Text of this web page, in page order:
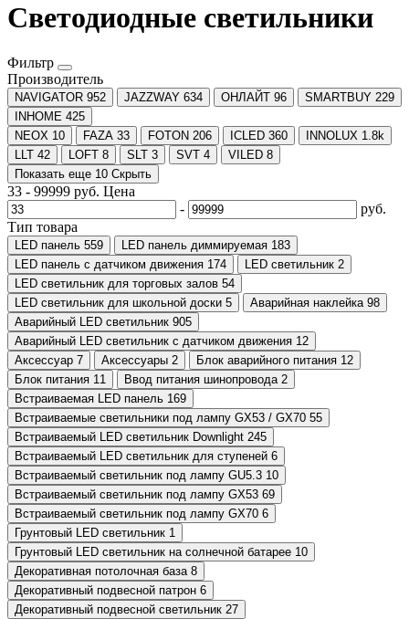
Светодиодные светильники
Фильтр
Производитель
NAVIGATOR 952 JAZZWAY 634 ОНЛАЙТ 96 SMARTBUY 229
INHOME 425
NEOX 10 FAZA 33 FOTON 206 ICLED 360 INNOLUX 1.8k
LLT 42 LOFT 8 SLT 3 SVT 4 VILED 8
Показать еще 10 Скрыть
33 - 99999 руб. Цена
-
руб.
Тип товара
LED панель 559 LED панель диммируемая 183
LED панель с датчиком движения 174 LED светильник 2
LED светильник для торговых залов 54
LED светильник для школьной доски 5 Аварийная наклейка 98
Аварийный LED светильник 905
Аварийный LED светильник с датчиком движения 12
Аксессуар 7 Аксессуары 2 Блок аварийного питания 12
Блок питания 11 Ввод питания шинопровода 2
Встраиваемая LED панель 169
Встраиваемые светильники под лампу GX53 / GX70 55
Встраиваемый LED светильник Downlight 245
Встраиваемый LED светильник для ступеней 6
Встраиваемый светильник под лампу GU5.3 10
Встраиваемый светильник под лампу GX53 69
Встраиваемый светильник под лампу GX70 6
Грунтовый LED светильник 1
Грунтовый LED светильник на солнечной батарее 10
Декоративная потолочная база 8
Декоративный подвесной патрон 6
Декоративный подвесной светильник 27